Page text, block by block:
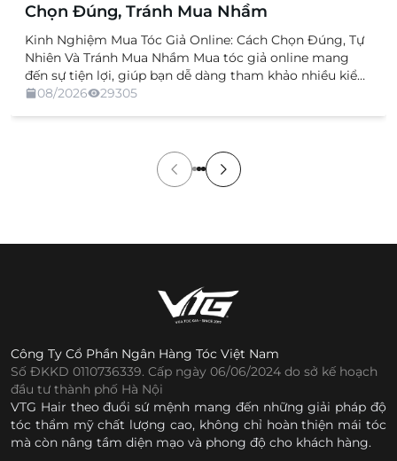
Chọn Đúng, Tránh Mua Nhầm
Kinh Nghiệm Mua Tóc Giả Online: Cách Chọn Đúng, Tự
Nhiên Và Tránh Mua Nhầm Mua tóc giả online mang
đến sự tiện lợi, giúp bạn dễ dàng tham khảo nhiều kiểu
dáng, chất liệu và mức giá mà không cần trực tiếp đến
08/2026 29305
Công Ty Cổ Phần Ngân Hàng Tóc Việt Nam
Số ĐKKD 0110736339. Cấp ngày 06/06/2024 do sở kế hoạch
đầu tư thành phố Hà Nội
VTG Hair theo đuổi sứ mệnh mang đến những giải pháp độ
tóc thẩm mỹ chất lượng cao, không chỉ hoàn thiện mái tóc
mà còn nâng tầm diện mạo và phong độ cho khách hàng.